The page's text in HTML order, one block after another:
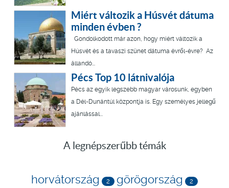
Miért változik a Húsvét dátuma
minden évben ?
Gondolkodott már azon, hogy miért változik a
Húsvét és a tavaszi szünet dátuma évről-évre? Az
állandó...
Pécs Top 10 látnivalója
Pécs az egyik legszebb magyar városunk, egyben
a Dél-Dunántúl központja is. Egy személyes jellegű
ajánlással...
A legnépszerűbb témák
horvátország 2 görögország 2